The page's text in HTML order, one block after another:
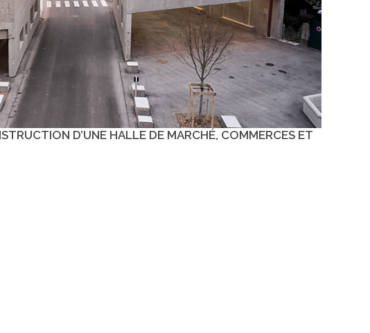
D’UNE HALLE DE MARCHÉ, COMMERCES ET